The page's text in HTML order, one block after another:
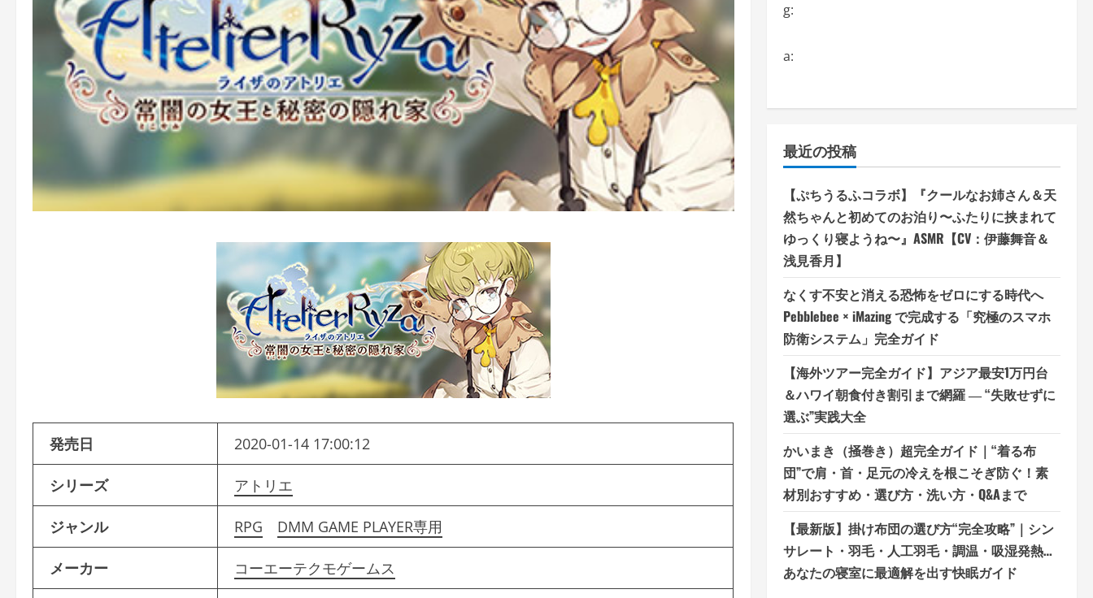
発売日 2020-01-14 17:00:12
シリーズ アトリエ
ジャンル RPG DMM GAME PLAYER専用
メーカー コーエーテクモゲームス
g:
a:
最近の投稿
【ぷちうるふコラボ】『クールなお姉さん＆天
然ちゃんと初めてのお泊り〜ふたりに挟まれて
ゆっくり寝ようね〜』ASMR【CV：伊藤舞音＆
浅見香月】
なくす不安と消える恐怖をゼロにする時代へ
Pebblebee × iMazing で完成する「究極のスマホ
防衛システム」完全ガイド
【海外ツアー完全ガイド】アジア最安1万円台
＆ハワイ朝食付き割引まで網羅 ― “失敗せずに
選ぶ”実践大全
かいまき（掻巻き）超完全ガイド｜“着る布
団”で肩・首・足元の冷えを根こそぎ防ぐ！素
材別おすすめ・選び方・洗い方・Q&Aまで
【最新版】掛け布団の選び方“完全攻略”｜シン
サレート・羽毛・人工羽毛・調温・吸湿発熱…
あなたの寝室に最適解を出す快眠ガイド